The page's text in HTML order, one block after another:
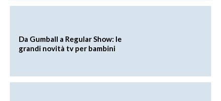
Da Gumball a Regular Show: le
grandi novità tv per bambini